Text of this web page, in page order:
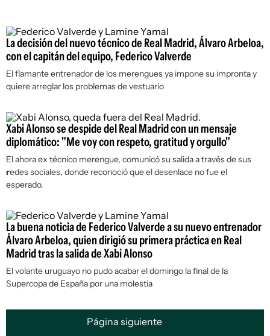
La decisión del nuevo técnico de Real Madrid, Álvaro Arbeloa,
con el capitán del equipo, Federico Valverde
El flamante entrenador de los merengues ya impone su impronta y
quiere arreglar los problemas de vestuario
Xabi Alonso se despide del Real Madrid con un mensaje
diplomático: "Me voy con respeto, gratitud y orgullo"
El ahora ex técnico merengue, comunicó su salida a través de sus
redes sociales, donde reconoció que el desenlace no fue el
esperado.
La buena noticia de Federico Valverde a su nuevo entrenador
Álvaro Arbeloa, quien dirigió su primera práctica en Real
Madrid tras la salida de Xabi Alonso
El volante uruguayo no pudo acabar el domingo la final de la
Supercopa de España por una molestia
Página siguiente